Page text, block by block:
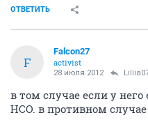
ОТВЕТИТЬ
F
Falcon27
activist
28 июля 2012
в том случае если у
НСО. в противном